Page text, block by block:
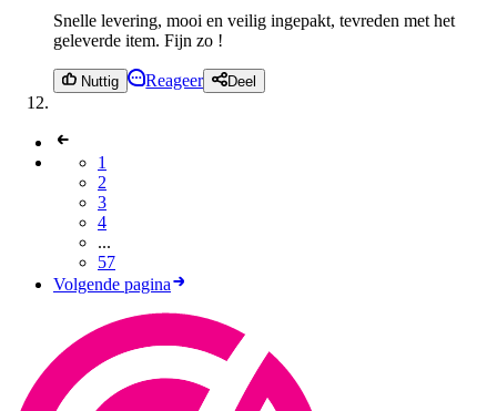
Snelle levering, mooi en veilig ingepakt, tevreden met het
geleverde item. Fijn zo !
Nuttig Reageer Deel
1
2
3
4
...
57
Volgende pagina